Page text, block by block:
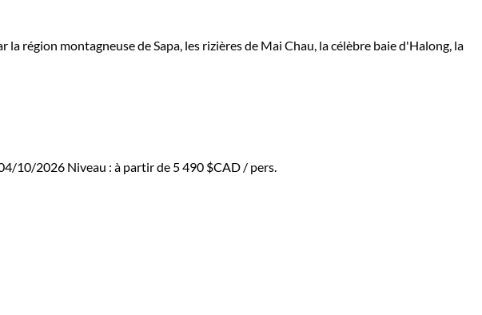
région montagneuse de Sapa, les rizières de Mai Chau, la célèbre baie d'Halong, la
10/2026 Niveau : à partir de 5 490 $CAD / pers.